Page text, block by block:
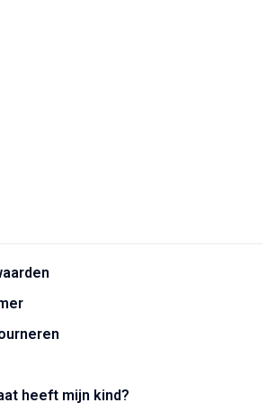
heeft mijn kind?